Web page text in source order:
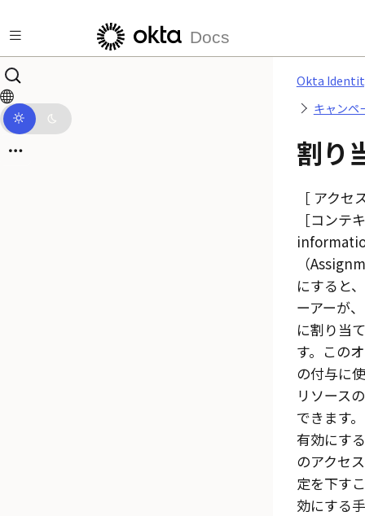
Docs
Okta
キャンペ
割り
アクセ
コンテ
（
にすると
ーアーが
に割り当
す。この
の付与に
リソース
できます
有効にす
のアクセ
定を下す
効にする